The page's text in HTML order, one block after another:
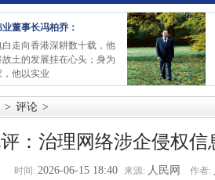
董事长冯柏乔：
走向香港深耕数十载，他
故土的发展挂在心头；身为
他以实业
> 评论 >
：治理网络涉企侵权信
时间: 2026-06-15 18:40 来源: 人民网 作者: